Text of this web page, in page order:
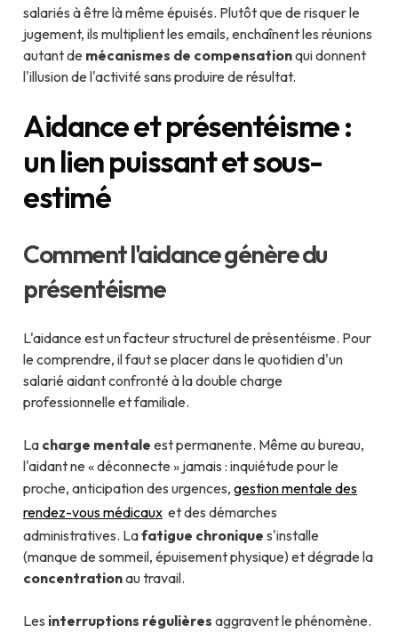
salariés à être là même épuisés. Plutôt que de risquer le
jugement, ils multiplient les emails, enchaînent les réunions
autant de mécanismes de compensationqui donnent
l'illusion de l'activité sans produire de résultat.
Aidance et présentéisme :
un lien puissant et sous-
estimé
Comment l'aidance génère du
présentéisme
L'aidance est un facteur structurel de présentéisme. Pour
le comprendre, il faut se placer dans le quotidien d'un
salarié aidant confronté à la double charge
professionnelle et familiale.
La charge mentale est permanente. Même au bureau,
l'aidant ne « déconnecte » jamais : inquiétude pour le
proche, anticipation des urgences, gestion mentale des
rendez-vous médicaux et des démarches
administratives. Lafatigue chronique s'installe
(manque de sommeil, épuisement physique) et dégrade la
concentrationau travail.
Les interruptions régulières aggravent le phénomène.